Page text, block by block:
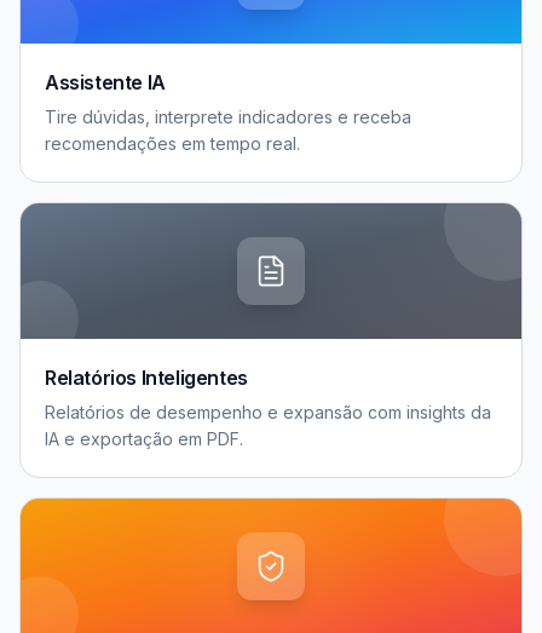
Assistente IA
Tire dúvidas, interprete indicadores e receba
recomendações em tempo real.
Relatórios Inteligentes
Relatórios de desempenho e expansão com insights da
IA e exportação em PDF.